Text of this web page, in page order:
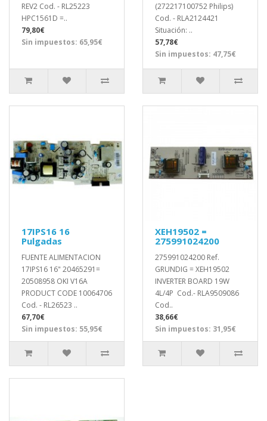
REV2 Cod. - RL25223
HPC1561D =..
79,80€
Sin impuestos: 65,95€
(272217100752 Philips)
Cod. - RLA2124421
Situación: ..
57,78€
Sin impuestos: 47,75€
17IPS16 16
Pulgadas
FUENTE ALIMENTACION
17IPS16 16" 20465291=
20508958 OKI V16A
PRODUCT CODE 10064706
Cod. - RL26523 ..
67,70€
Sin impuestos: 55,95€
XEH19502 =
275991024200
275991024200 Ref.
GRUNDIG = XEH19502
INVERTER BOARD 19W
4L/4P Cod.- RLA9509086
Cod..
38,66€
Sin impuestos: 31,95€